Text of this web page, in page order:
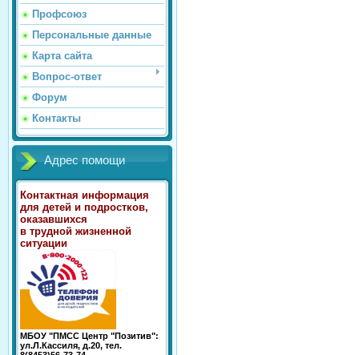
Профсоюз
Персональные данные
Карта сайта
Вопрос-ответ
Форум
Контакты
Адрес помощи
Контактная информация
для детей и подростков,
оказавшихся
в трудной жизненной
ситуации
МБОУ "ПМСС Центр "Позитив":
ул.Л.Кассиля, д.20, тел.